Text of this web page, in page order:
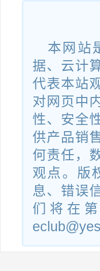
本网站
据、云计
代表本站
对网页中
性、安全
供产品销
何责任，
观点。版
息、错误
们将在